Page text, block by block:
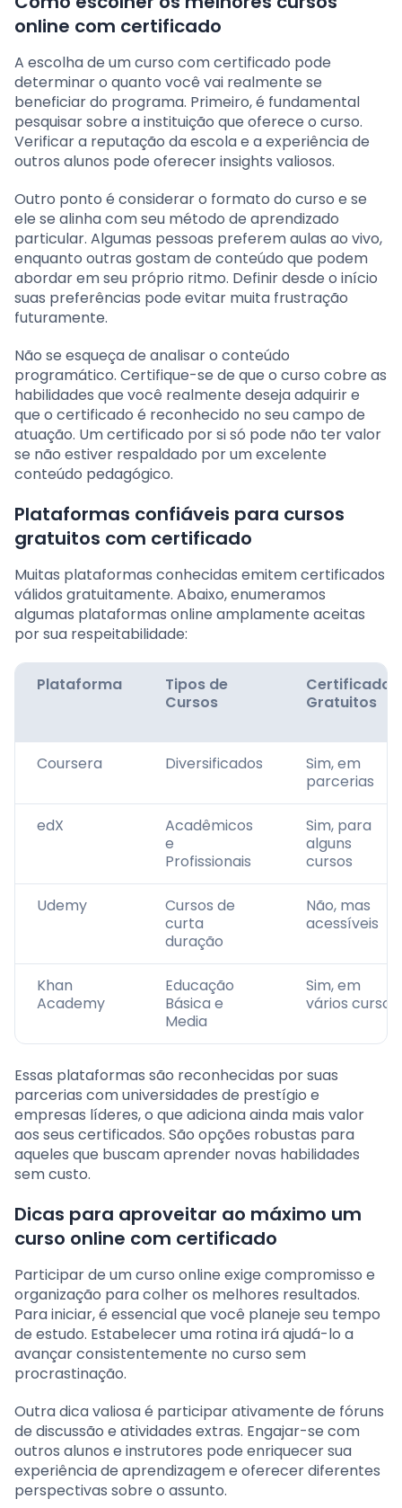
online com certificado
A escolha de um curso com certificado pode
determinar o quanto você vai realmente se
beneficiar do programa. Primeiro, é fundamental
pesquisar sobre a instituição que oferece o curso.
Verificar a reputação da escola e a experiência de
outros alunos pode oferecer insights valiosos.
Outro ponto é considerar o formato do curso e se
ele se alinha com seu método de aprendizado
particular. Algumas pessoas preferem aulas ao vivo,
enquanto outras gostam de conteúdo que podem
abordar em seu próprio ritmo. Definir desde o início
suas preferências pode evitar muita frustração
futuramente.
Não se esqueça de analisar o conteúdo
programático. Certifique-se de que o curso cobre as
habilidades que você realmente deseja adquirir e
que o certificado é reconhecido no seu campo de
atuação. Um certificado por si só pode não ter valor
se não estiver respaldado por um excelente
conteúdo pedagógico.
Plataformas confiáveis para cursos
gratuitos com certificado
Muitas plataformas conhecidas emitem certificados
válidos gratuitamente. Abaixo, enumeramos
algumas plataformas online amplamente aceitas
por sua respeitabilidade:
Plataforma
Tipos de
Cursos
Certificados
Gratuitos
Coursera Diversificados
Sim, em
parcerias
edX
Acadêmicos
e
Profissionais
Sim, para
alguns
cursos
Udemy
Cursos de
curta
duração
Não, mas
acessíveis
Khan
Academy
Educação
Básica e
Media
Sim, em
vários cursos
Essas plataformas são reconhecidas por suas
parcerias com universidades de prestígio e
empresas líderes, o que adiciona ainda mais valor
aos seus certificados. São opções robustas para
aqueles que buscam aprender novas habilidades
sem custo.
Dicas para aproveitar ao máximo um
curso online com certificado
Participar de um curso online exige compromisso e
organização para colher os melhores resultados.
Para iniciar, é essencial que você planeje seu tempo
de estudo. Estabelecer uma rotina irá ajudá-lo a
avançar consistentemente no curso sem
procrastinação.
Outra dica valiosa é participar ativamente de fóruns
de discussão e atividades extras. Engajar-se com
outros alunos e instrutores pode enriquecer sua
experiência de aprendizagem e oferecer diferentes
perspectivas sobre o assunto.